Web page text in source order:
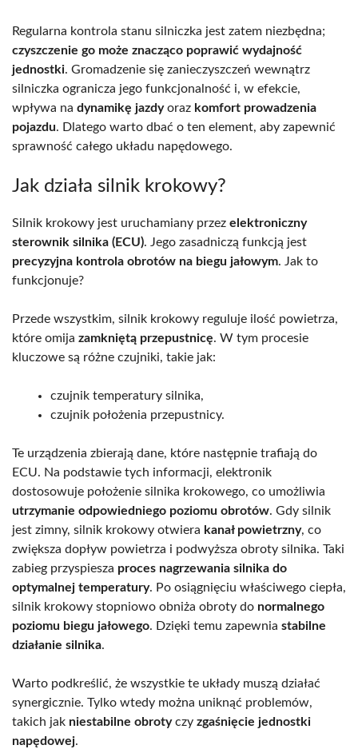
Regularna kontrola stanu silniczka jest zatem niezbędna;
czyszczenie go może znacząco poprawić wydajność
jednostki. Gromadzenie się zanieczyszczeń wewnątrz
silniczka ogranicza jego funkcjonalność i, w efekcie,
wpływa na dynamikę jazdyoraz komfort prowadzenia
pojazdu. Dlatego warto dbać o ten element, aby zapewnić
sprawność całego układu napędowego.
Jak działa silnik krokowy?
Silnik krokowy jest uruchamiany przez elektroniczny
sterownik silnika (ECU). Jego zasadniczą funkcją jest
precyzyjna kontrola obrotów na biegu jałowym. Jak to
funkcjonuje?
Przede wszystkim, silnik krokowy reguluje ilość powietrza,
które omija zamkniętą przepustnicę. W tym procesie
kluczowe są różne czujniki, takie jak:
czujnik temperatury silnika,
czujnik położenia przepustnicy.
Te urządzenia zbierają dane, które następnie trafiają do
ECU. Na podstawie tych informacji, elektronik
dostosowuje położenie silnika krokowego, co umożliwia
utrzymanie odpowiedniego poziomu obrotów. Gdy silnik
jest zimny, silnik krokowy otwiera kanał powietrzny, co
zwiększa dopływ powietrza i podwyższa obroty silnika. Taki
zabieg przyspiesza proces nagrzewania silnika do
optymalnej temperatury. Po osiągnięciu właściwego ciepła,
silnik krokowy stopniowo obniża obroty do normalnego
poziomu biegu jałowego. Dzięki temu zapewnia stabilne
działanie silnika.
Warto podkreślić, że wszystkie te układy muszą działać
synergicznie. Tylko wtedy można uniknąć problemów,
takich jak niestabilne obrotyczy zgaśnięcie jednostki
napędowej.